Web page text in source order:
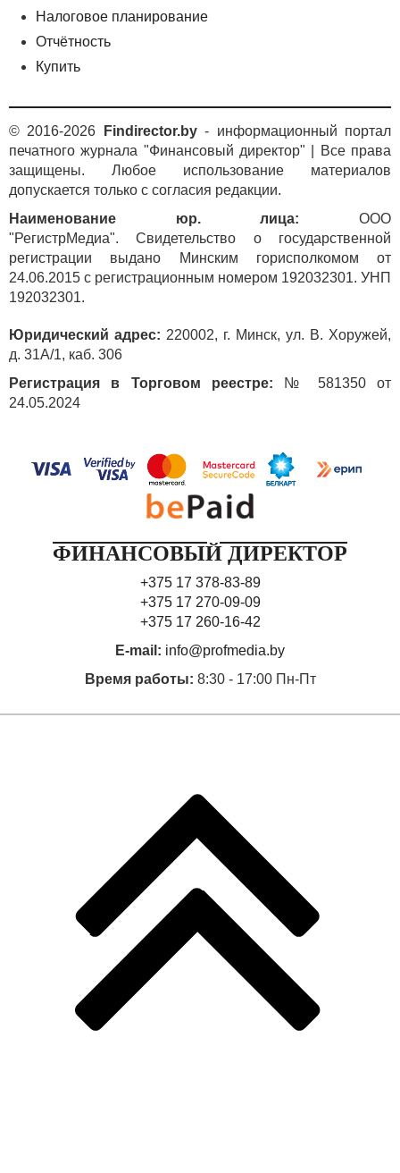
Налоговое планирование
Отчётность
Купить
© 2016-2026 Findirector.by- информационный портал
печатного журнала "Финансовый директор" | Все права
защищены. Любое использование материалов
допускается только с согласия редакции.
Наименование юр. лица: ООО
"РегистрМедиа". Свидетельство о государственной
регистрации выдано Минским горисполкомом от
24.06.2015 с регистрационным номером 192032301. УНП
192032301.
Юридический адрес: 220002, г. Минск, ул. В. Хоружей,
д. 31А/1, каб. 306
Регистрация в Торговом реестре: № 581350 от
24.05.2024
ФИНАНСОВЫЙ ДИРЕКТОР
+375 17 378-83-89
+375 17 270-09-09
+375 17 260-16-42
E-mail: info@profmedia.by
Время работы: 8:30 - 17:00 Пн-Пт